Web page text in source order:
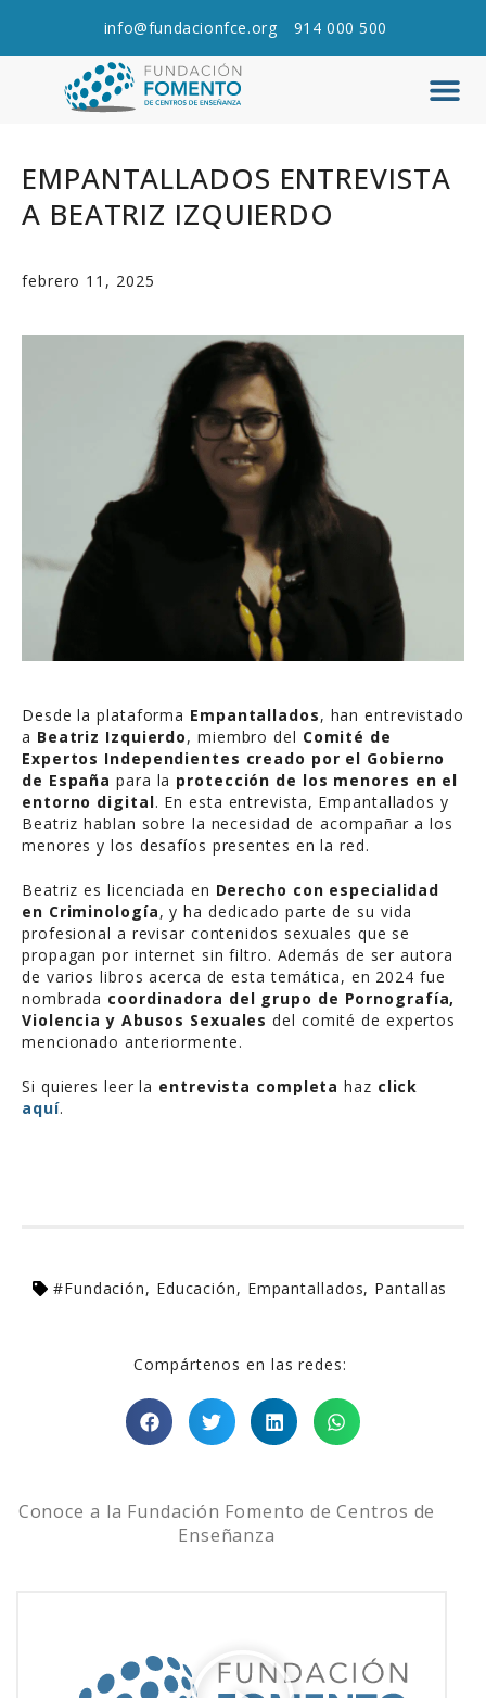
info@fundacionfce.org 914 000 500
EMPANTALLADOS ENTREVISTA
A BEATRIZ IZQUIERDO
febrero 11, 2025
Desde la plataforma Empantallados, han entrevistado
a Beatriz Izquierdo, miembro del Comité de
Expertos Independientes creado por el Gobierno
de España para la protección de los menores en el
entorno digital. En esta entrevista, Empantallados y
Beatriz hablan sobre la necesidad de acompañar a los
menores y los desafíos presentes en la red.
Beatriz es licenciada en Derecho con especialidad
en Criminología, y ha dedicado parte de su vida
profesional a revisar contenidos sexuales que se
propagan por internet sin filtro. Además de ser autora
de varios libros acerca de esta temática, en 2024 fue
nombrada coordinadora del grupo de Pornografía,
Violencia y Abusos Sexuales del comité de expertos
mencionado anteriormente.
Si quieres leer la entrevista completa haz click
aquí.
#Fundación, Educación, Empantallados, Pantallas
Compártenos en las redes:
Conoce a la Fundación Fomento de Centros de
Enseñanza